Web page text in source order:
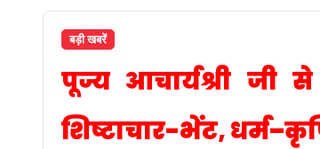
बड़ी खबरें
पूज्य आचार्यश्री जी
शिष्टाचार-भेंट,